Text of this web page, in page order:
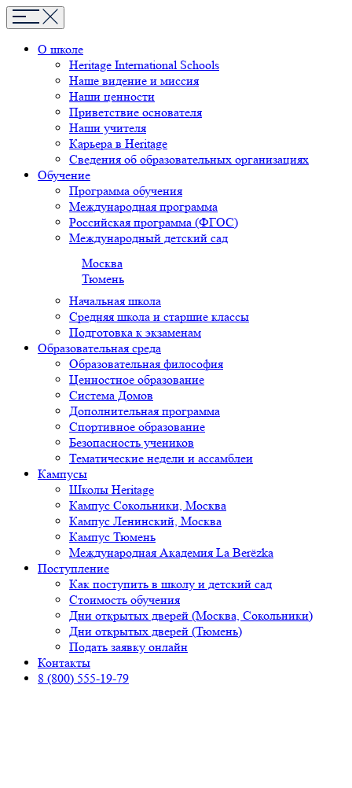
О школе
Heritage International Schools
Наше видение и миссия
Наши ценности
Приветствие основателя
Наши учителя
Карьера в Heritage
Сведения об образовательных организациях
Обучение
Программа обучения
Международная программа
Российская программа (ФГОС)
Международный детский сад
Москва
Тюмень
Начальная школа
Средняя школа и старшие классы
Подготовка к экзаменам
Образовательная среда
Образовательная философия
Ценностное образование
Система Домов
Дополнительная программа
Спортивное образование
Безопасность учеников
Тематические недели и ассамблеи
Кампусы
Школы Heritage
Кампус Сокольники, Москва
Кампус Ленинский, Москва
Кампус Тюмень
Международная Академия La Berёzka
Поступление
Как поступить в школу и детский сад
Стоимость обучения
Дни открытых дверей (Москва, Сокольники)
Дни открытых дверей (Тюмень)
Подать заявку онлайн
Контакты
8 (800) 555-19-79